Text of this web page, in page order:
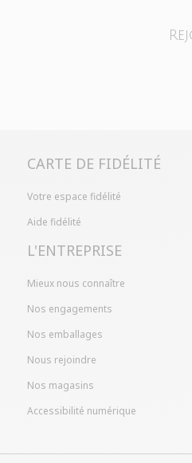
CARTE DE FIDÉLITÉ
Votre espace fidélité
Aide fidélité
L'ENTREPRISE
Mieux nous connaître
Nos engagements
Nos emballages
Nous rejoindre
Nos magasins
Accessibilité numérique